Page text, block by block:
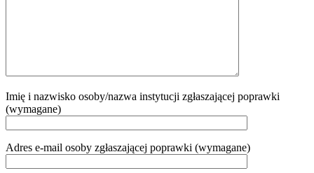
Imię i nazwisko osoby/nazwa instytucji zgłaszającej poprawki
(wymagane)
Adres e-mail osoby zgłaszającej poprawki (wymagane)